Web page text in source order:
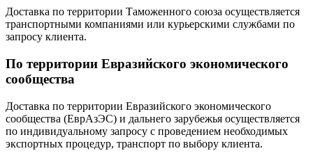
Доставка по территории Таможенного союза осуществляется
транспортными компаниями или курьерскими службами по
запросу клиента.
По территории Евразийского экономического
сообщества
Доставка по территории Евразийского экономического
сообщества (ЕврАзЭС) и дальнего зарубежья осуществляется
по индивидуальному запросу с проведением необходимых
экспортных процедур, транспорт по выбору клиента.